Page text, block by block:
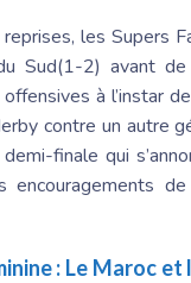
les Supers
Sud(1-2) avant
à l’instar
contre un autre
finale qui
encouragements
: Le Maroc